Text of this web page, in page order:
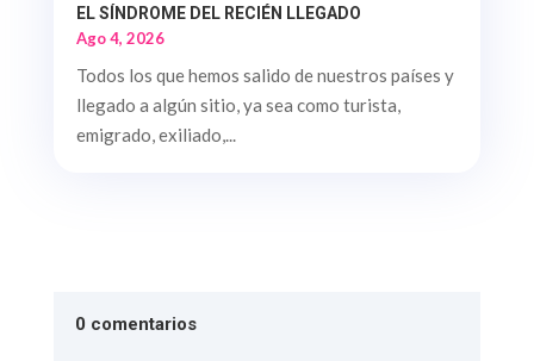
EL SÍNDROME DEL RECIÉN LLEGADO
Ago 4, 2026
Todos los que hemos salido de nuestros países y
llegado a algún sitio, ya sea como turista,
emigrado, exiliado,...
0 comentarios